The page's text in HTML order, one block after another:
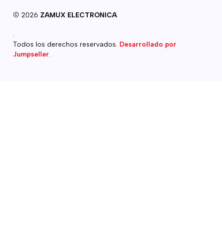
2026 ZAMUX ELECTRONICA
Todos los derechos reservados. Desarrollado por
Jumpseller